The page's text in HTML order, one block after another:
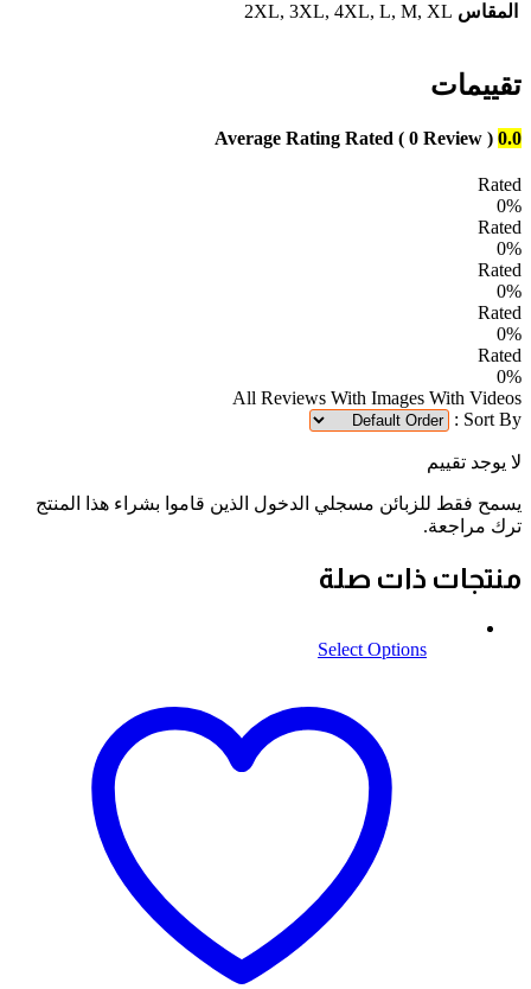
المقاس 2XL, 3XL, 4XL, L, M, XL
تقييمات
0.0
Average Rating Rated ( 0 Review )
Rated
0%
Rated
0%
Rated
0%
Rated
0%
Rated
0%
All Reviews With Images With Videos
Sort By :
لا يوجد تقييم
يسمح فقط للزبائن مسجلي الدخول الذين قاموا بشراء هذا المنتج
ترك مراجعة.
منتجات ذات صلة
Select Options